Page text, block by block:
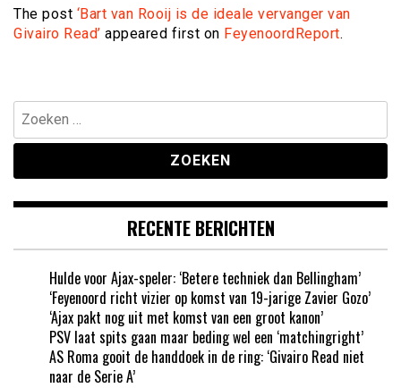
The post ‘Bart van Rooij is de ideale vervanger van
Givairo Read’ appeared first on FeyenoordReport.
Zoeken
naar:
RECENTE BERICHTEN
Hulde voor Ajax-speler: ‘Betere techniek dan Bellingham’
‘Feyenoord richt vizier op komst van 19-jarige Zavier Gozo’
‘Ajax pakt nog uit met komst van een groot kanon’
PSV laat spits gaan maar beding wel een ‘matchingright’
AS Roma gooit de handdoek in de ring: ‘Givairo Read niet
naar de Serie A’